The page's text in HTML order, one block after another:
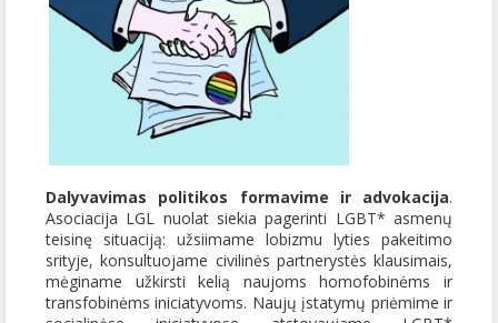
Dalyvavimas politikos formavime ir advokacija.
Asociacija LGL nuolat siekia pagerinti LGBT* asmenų
teisinę situaciją: užsiimame lobizmu lyties pakeitimo
srityje, konsultuojame civilinės partnerystės klausimais,
mėginame užkirsti kelią naujoms homofobinėms ir
transfobinėms iniciatyvoms. Naujų įstatymų priėmime ir